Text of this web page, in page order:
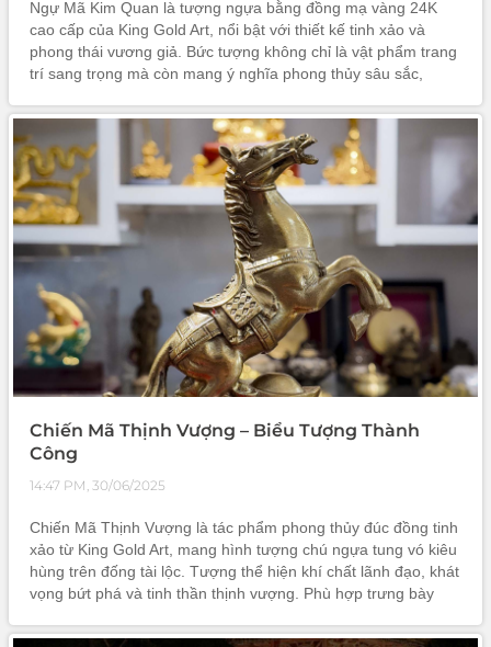
Ngự Mã Kim Quan là tượng ngựa bằng đồng mạ vàng 24K
cao cấp của King Gold Art, nổi bật với thiết kế tinh xảo và
phong thái vương giả. Bức tượng không chỉ là vật phẩm trang
trí sang trọng mà còn mang ý nghĩa phong thủy sâu sắc,
món quà ý nghĩa dành tặng doanh nhân, đối tác và bạn bè
trong những dịp quan trọng.
Chiến Mã Thịnh Vượng – Biểu Tượng Thành
Công
14:47 PM, 30/06/2025
Chiến Mã Thịnh Vượng là tác phẩm phong thủy đúc đồng tinh
xảo từ King Gold Art, mang hình tượng chú ngựa tung vó kiêu
hùng trên đống tài lộc. Tượng thể hiện khí chất lãnh đạo, khát
vọng bứt phá và tinh thần thịnh vượng. Phù hợp trưng bày
nhân